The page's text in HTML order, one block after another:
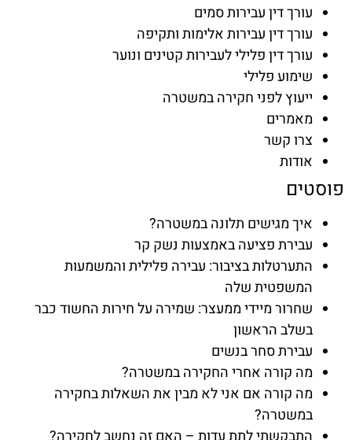
עורך דין עבירות סמים
עורך דין עבירות אלימות ותקיפה
עורך דין פלילי לעבירות קטינים ונוער
שימוע פלילי
ייעוץ לפני חקירה במשטרה
מאמרים
צרו קשר
אודות
פוסטים
איך מגישים תלונה במשטרה?
עבירת פציעה באמצעות נשק קר
התערטלות בציבור: עבירה פלילית והמשמעות
המשפטית שלה
שחרור מיידי ממעצר: שמירה על חירות החשוד כבר
בשלב הראשון
עבירת סחר בנשים
מה קורה אחרי החקירה במשטרה?
מה קורה אם אני לא מבין את השאלות בחקירה
במשטרה?